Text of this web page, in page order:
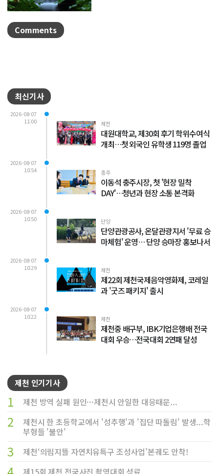
Comments
최신기사
2026-08-07
11:00
제천
대원대학교, 제30회 후기 학위수여식
개최…첫 외국인 유학생 119명 졸업
2026-08-07
10:54
충주
이동석 충주시장, 첫 '현장 밀착
DAY'…청년과 현장 소통 본격화
2026-08-07
10:50
단양
단양관광공사, 온달관광지서 '무료 승
마체험' 운영… 단양 승마장 홍보나서
2026-08-07
10:29
제천
제22회 제천국제음악영화제, 코레일
과 '굿즈 패키지' 출시
2026-08-07
10:22
제천
제천중 배구부, IBK기업은행배 전국
대회 우승…전국대회 2연패 달성
제천 인기기사
1 제천 방역 실패 원인···제천시 안일한 대응때문...
2
제천시 한 초등학교에서 '성추행'과 '집단 따돌림' 발생...학
부형들 '불안'
3 제천‘의림지뜰 자연치유특구 조성사업’본궤도 안착!
제15회 제천 전국사진 촬영대회 성료